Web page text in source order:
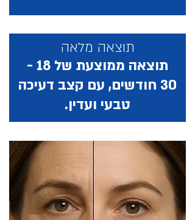
תוצאה מלאה
תוצאה ממוצעת של 18 -
30 חודשים, עם קצב דעיכה
טבעי ועדין.